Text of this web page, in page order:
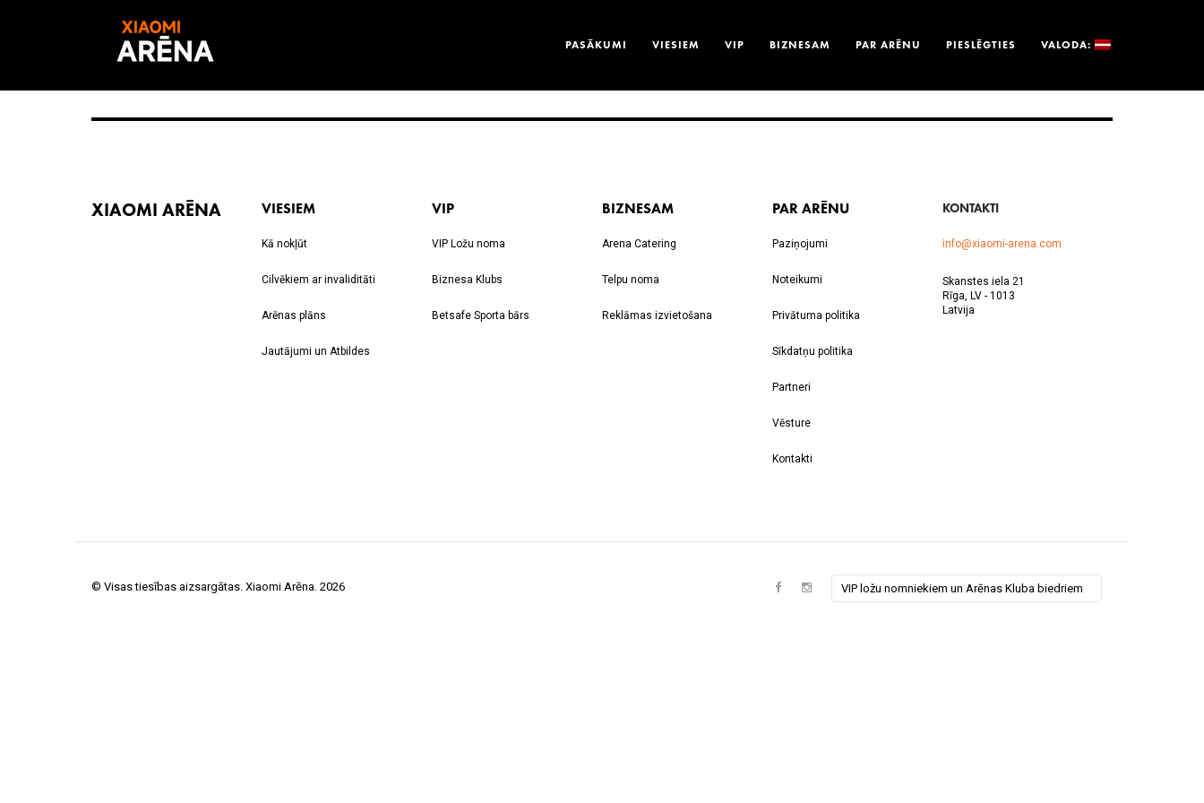
PASĀKUMI VIESIEM VIP BIZNESAM PAR ARĒNU PIESLĒGTIES VALODA:
XIAOMI ARĒNA VIESIEM
Kā nokļūt
Cilvēkiem ar invaliditāti
Arēnas plāns
Jautājumi un Atbildes
VIP
VIP Ložu noma
Biznesa Klubs
Betsafe Sporta bārs
BIZNESAM
Arena Catering
Telpu noma
Reklāmas izvietošana
PAR ARĒNU
Paziņojumi
Noteikumi
Privātuma politika
Sīkdatņu politika
Partneri
Vēsture
Kontakti
KONTAKTI
info@xiaomi-arena.com
Skanstes iela 21
Rīga, LV - 1013
Latvija
© Visas tiesības aizsargātas. Xiaomi Arēna. 2026 VIP ložu nomniekiem un Arēnas Kluba biedriem